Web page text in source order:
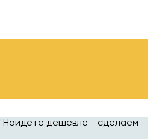
Найдёте дешевле - сделаем